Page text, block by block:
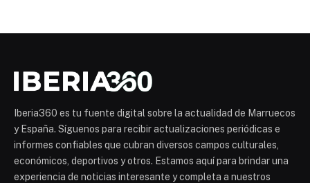
Iberia360 es tu fuente digital sobre la actualidad de Marruecos
y España. Síguenos para recibir actualizaciones periódicas e
informes confiables que cubran diversos campos culturales,
económicos, deportivos y otros. Estamos aquí para brindar una
experiencia de noticias interesante y completa a nuestros